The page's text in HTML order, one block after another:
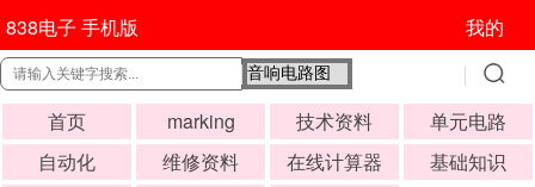
838电子 手机版 我的
首页 marking 技术资料
单元电路
自动化
维修资料 在线计算器
基础知识